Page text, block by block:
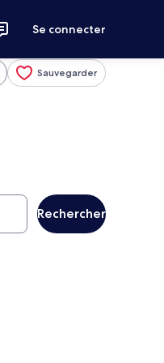
Se connecter
Sauvegarder
Rechercher